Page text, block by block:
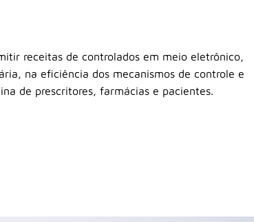
receitas de controlados em meio eletrônico,
na eficiência dos mecanismos de controle e
de prescritores, farmácias e pacientes.